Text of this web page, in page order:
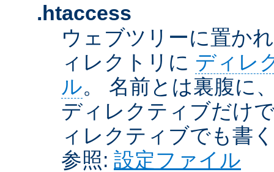
.htaccess
ウェブツリーに置か
ィレクトリに ディレ
ル。 名前とは裏腹に
ディレクティブだけ
ィレクティブでも書
参照: 設定ファイル